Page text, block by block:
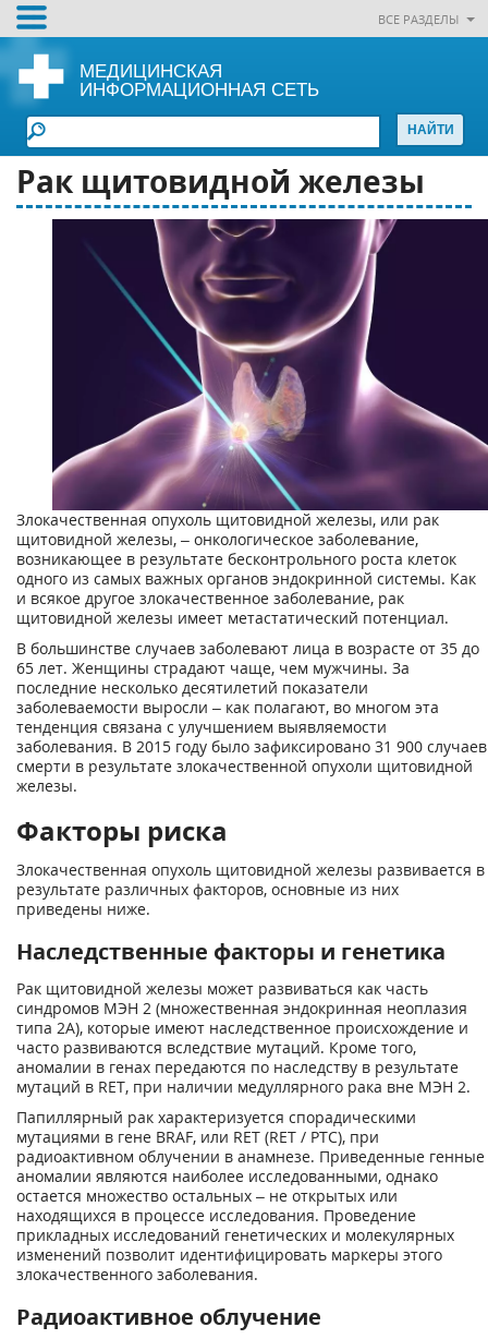
ВСЕ РАЗДЕЛЫ
МЕДИЦИНСКАЯ
ИНФОРМАЦИОННАЯ СЕТЬ
Рак щитовидной железы
Злокачественная опухоль щитовидной железы, или рак
щитовидной железы, – онкологическое заболевание,
возникающее в результате бесконтрольного роста клеток
одного из самых важных органов эндокринной системы. Как
и всякое другое злокачественное заболевание, рак
щитовидной железы имеет метастатический потенциал.
В большинстве случаев заболевают лица в возрасте от 35 до
65 лет. Женщины страдают чаще, чем мужчины. За
последние несколько десятилетий показатели
заболеваемости выросли – как полагают, во многом эта
тенденция связана с улучшением выявляемости
заболевания. В 2015 году было зафиксировано 31 900 случаев
смерти в результате злокачественной опухоли щитовидной
железы.
Факторы риска
Злокачественная опухоль щитовидной железы развивается в
результате различных факторов, основные из них
приведены ниже.
Наследственные факторы и генетика
Рак щитовидной железы может развиваться как часть
синдромов МЭН 2 (множественная эндокринная неоплазия
типа 2А), которые имеют наследственное происхождение и
часто развиваются вследствие мутаций. Кроме того,
аномалии в генах передаются по наследству в результате
мутаций в RET, при наличии медуллярного рака вне МЭН 2.
Папиллярный рак характеризуется спорадическими
мутациями в гене BRAF, или RET (RET / PTC), при
радиоактивном облучении в анамнезе. Приведенные генные
аномалии являются наиболее исследованными, однако
остается множество остальных – не открытых или
находящихся в процессе исследования. Проведение
прикладных исследований генетических и молекулярных
изменений позволит идентифицировать маркеры этого
злокачественного заболевания.
Радиоактивное облучение